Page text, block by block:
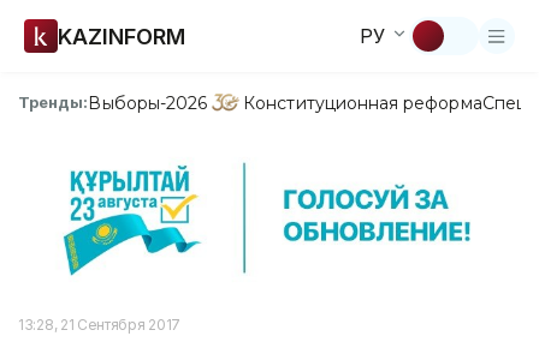
KAZINFORM РУ
Тренды:Выборы-2026 Конституционная реформа
13:28, 21 Сентября 2017